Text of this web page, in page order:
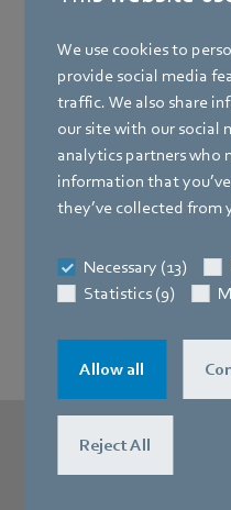
We use cookies to
provide social media
traffic. We also share
our site with our social
analytics partners
information that
they’ve collected from
Necessary (13)
Statistics (9)
Allow all
Reject All
Leistungsdichte bei
und bringt Ihre
Sie möchten